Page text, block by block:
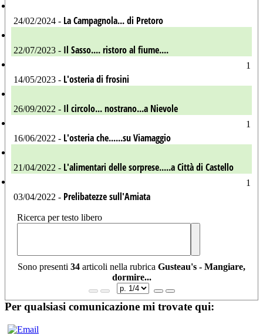
24/02/2024 - La Campagnola... di Pretoro
22/07/2023 - Il Sasso.... ristoro al fiume....
1
14/05/2023 - L'osteria di frosini
26/09/2022 - Il circolo... nostrano...a Nievole
1
16/06/2022 - L'osteria che......su Viamaggio
21/04/2022 - L'alimentari delle sorprese.....a Città di Castello
1
03/04/2022 - Prelibatezze sull'Amiata
Ricerca per testo libero
Sono presenti 34 articoli nella rubrica Gusteau's - Mangiare,
dormire...
Per qualsiasi comunicazione mi trovate qui: